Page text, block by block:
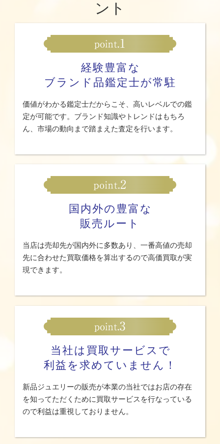
ント
経験豊富な
ブランド品鑑定士が常駐
価値がわかる鑑定士だからこそ、高いレベルでの鑑
定が可能です。ブランド知識やトレンドはもちろ
ん、市場の動向まで踏まえた査定を行います。
国内外の豊富な
販売ルート
当店は売却先が国内外に多数あり、一番高値の売却
先に合わせた買取価格を算出するので高価買取が実
現できます。
当社は買取サービスで
利益を求めていません！
新品ジュエリーの販売が本業の当社ではお店の存在
を知ってただくために買取サービスを行なっている
ので利益は重視しておりません。